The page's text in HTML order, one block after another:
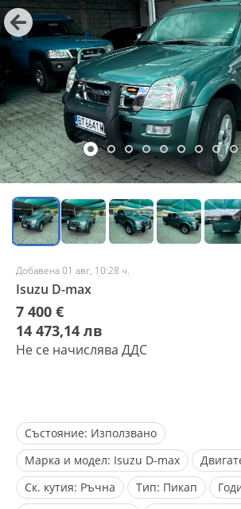
Добавена 01 авг, 10:28 ч.
Isuzu D-max
7 400 €
14 473,14 лв
Не се начислява ДДС
Състояние: Използвано
Марка и модел: Isuzu D-max
Ск. кутия: Ръчна Тип: Пикап